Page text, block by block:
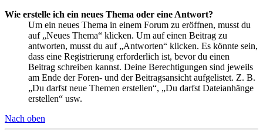
Wie erstelle ich ein neues Thema oder eine Antwort?
Um ein neues Thema in einem Forum zu eröffnen, musst du
auf „Neues Thema“ klicken. Um auf einen Beitrag zu
antworten, musst du auf „Antworten“ klicken. Es könnte sein,
dass eine Registrierung erforderlich ist, bevor du einen
Beitrag schreiben kannst. Deine Berechtigungen sind jeweils
am Ende der Foren- und der Beitragsansicht aufgelistet. Z. B.
„Du darfst neue Themen erstellen“, „Du darfst Dateianhänge
erstellen“ usw.
Nach oben